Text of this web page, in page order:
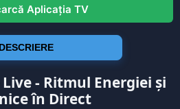
Aplicația TV
DESCRIERE
- Ritmul Energiei și
în Direct